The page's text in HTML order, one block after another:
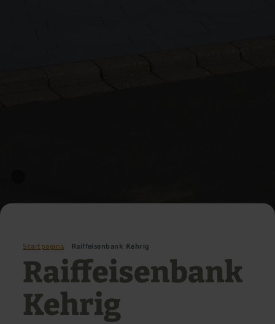
Startpagina Raiffeisenbank Kehrig
Raiffeisenbank
Kehrig